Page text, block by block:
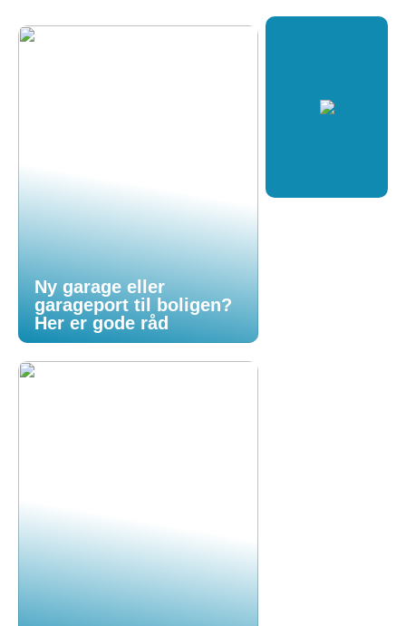
Ny garage eller
garageport til boligen?
Her er gode råd